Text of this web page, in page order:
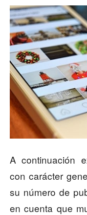
A continuación
con carácter
su número de
en cuenta que